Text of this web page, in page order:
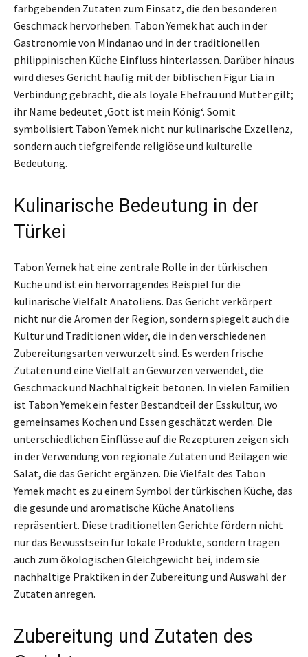
farbgebenden Zutaten zum Einsatz, die den besonderen
Geschmack hervorheben. Tabon Yemek hat auch in der
Gastronomie von Mindanao und in der traditionellen
philippinischen Küche Einfluss hinterlassen. Darüber hinaus
wird dieses Gericht häufig mit der biblischen Figur Lia in
Verbindung gebracht, die als loyale Ehefrau und Mutter gilt;
ihr Name bedeutet ‚Gott ist mein König‘. Somit
symbolisiert Tabon Yemek nicht nur kulinarische Exzellenz,
sondern auch tiefgreifende religiöse und kulturelle
Bedeutung.
Kulinarische Bedeutung in der
Türkei
Tabon Yemek hat eine zentrale Rolle in der türkischen
Küche und ist ein hervorragendes Beispiel für die
kulinarische Vielfalt Anatoliens. Das Gericht verkörpert
nicht nur die Aromen der Region, sondern spiegelt auch die
Kultur und Traditionen wider, die in den verschiedenen
Zubereitungsarten verwurzelt sind. Es werden frische
Zutaten und eine Vielfalt an Gewürzen verwendet, die
Geschmack und Nachhaltigkeit betonen. In vielen Familien
ist Tabon Yemek ein fester Bestandteil der Esskultur, wo
gemeinsames Kochen und Essen geschätzt werden. Die
unterschiedlichen Einflüsse auf die Rezepturen zeigen sich
in der Verwendung von regionale Zutaten und Beilagen wie
Salat, die das Gericht ergänzen. Die Vielfalt des Tabon
Yemek macht es zu einem Symbol der türkischen Küche, das
die gesunde und aromatische Küche Anatoliens
repräsentiert. Diese traditionellen Gerichte fördern nicht
nur das Bewusstsein für lokale Produkte, sondern tragen
auch zum ökologischen Gleichgewicht bei, indem sie
nachhaltige Praktiken in der Zubereitung und Auswahl der
Zutaten anregen.
Zubereitung und Zutaten des